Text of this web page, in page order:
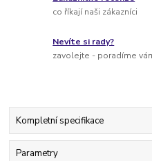
co říkají naši zákazníci
Nevíte si rady?
zavolejte - poradíme
Kompletní specifikace
Parametry